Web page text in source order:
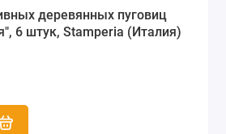
деревянных пуговиц
6 штук, Stamperia (Италия)